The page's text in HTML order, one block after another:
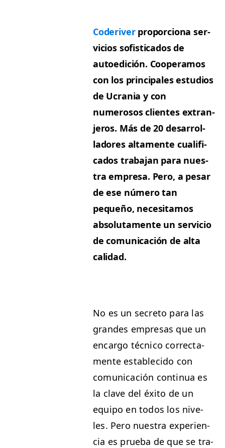
Coderiv­erpro­por­ciona ser­
vi­cios sofisti­ca­dos de
autoedi­ción. Coop­er­amos
con los prin­ci­pales estu­dios
de Ucra­nia y con
numerosos clientes extran­
jeros. Más de 20 desar­rol­
ladores alta­mente cual­i­fi­
ca­dos tra­ba­jan para nues­
tra empre­sa. Pero, a pesar
de ese número tan
pequeño, nece­si­ta­mos
abso­lu­ta­mente un ser­vi­cio
de comu­ni­cación de alta
calidad.
No es un secre­to para las
grandes empre­sas que un
encar­go téc­ni­co cor­rec­ta­
mente estable­ci­do con
comu­ni­cación con­tin­ua es
la clave del éxi­to de un
equipo en todos los nive­
les. Pero nues­tra expe­ri­en­
cia es prue­ba de que se tra­